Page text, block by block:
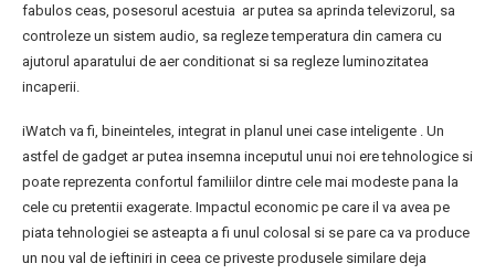
fabulos ceas, posesorul acestuia ar putea sa aprinda televizorul, sa
controleze un sistem audio, sa regleze temperatura din camera cu
ajutorul aparatului de aer conditionat si sa regleze luminozitatea
incaperii.
iWatch va fi, bineinteles, integrat in planul unei case inteligente . Un
astfel de gadget ar putea insemna inceputul unui noi ere tehnologice si
poate reprezenta confortul familiilor dintre cele mai modeste pana la
cele cu pretentii exagerate. Impactul economic pe care il va avea pe
piata tehnologiei se asteapta a fi unul colosal si se pare ca va produce
un nou val de ieftiniri in ceea ce priveste produsele similare deja